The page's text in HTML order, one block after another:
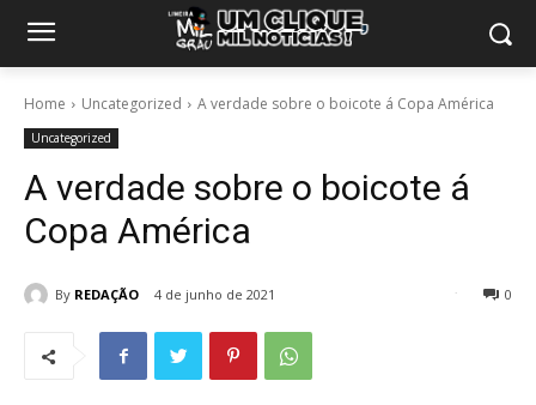
Home Uncategorized A verdade sobre o boicote á Copa América
Uncategorized
A verdade sobre o boicote á
Copa América
By REDAÇÃO 4 de junho de 2021 0